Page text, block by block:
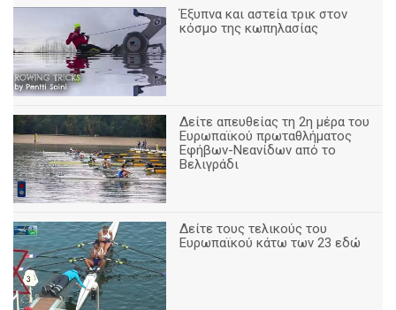
Έξυπνα και αστεία τρικ στον
κόσμο της κωπηλασίας
Δείτε απευθείας τη 2η μέρα του
Ευρωπαϊκού πρωταθλήματος
Εφήβων-Νεανίδων από το
Βελιγράδι
Δείτε τους τελικούς του
Ευρωπαϊκού κάτω των 23 εδώ